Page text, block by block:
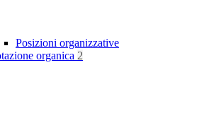
Posizioni organizzative
organica 2